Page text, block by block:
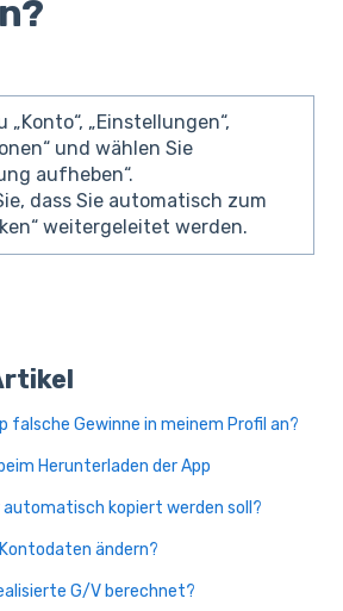
„Konto“, „Einstellungen“,
und wählen Sie
aufheben“.
dass Sie automatisch zum
weitergeleitet werden.
falsche Gewinne in meinem Profil an?
Herunterladen der App
automatisch kopiert werden soll?
ändern?
G/V berechnet?